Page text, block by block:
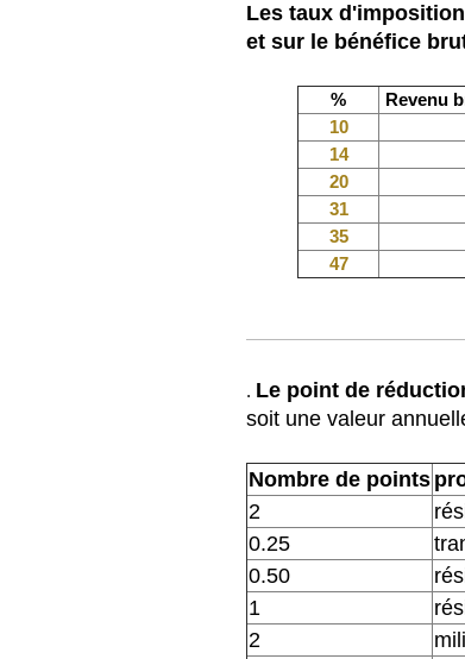
Les taux
et sur le bénéfice
% Revenu
10
14
20
31
35
47
. Le point de
soit une valeur
Nombre de points
2
0.25
0.50
1
2